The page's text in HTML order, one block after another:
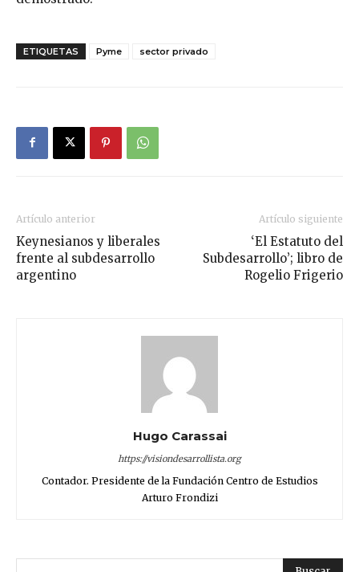
ETIQUETAS Pyme sector privado
Artículo anterior
Keynesianos y liberales
frente al subdesarrollo
argentino
Artículo siguiente
‘El Estatuto del
Subdesarrollo’; libro de
Rogelio Frigerio
Hugo Carassai
https://visiondesarrollista.org
Contador. Presidente de la Fundación Centro de Estudios
Arturo Frondizi